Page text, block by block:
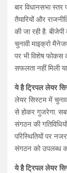
बार विधानसभा
तैयारियों और
की जा रही है.
चुनावी माइक्रो
पर भी विशेष फोकस
सफलता नहीं मिली
ये है ट्रिपल लेयर
लेयर सिस्टम में
से होकर गुजरेगा.
संगठन की
परिस्थितियों पर
संगठन को उपलब्ध
ये है ट्रिपल लेयर